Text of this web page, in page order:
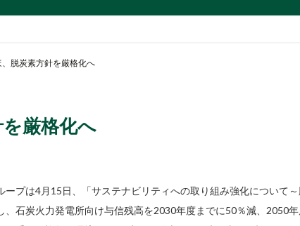
、脱炭素方針を厳格化へ
厳格化へ
ープは4月15日、「サステナビリティへの取り組み強化について
、石炭火力発電所向け与信残高を2030年度までに50％減、2050